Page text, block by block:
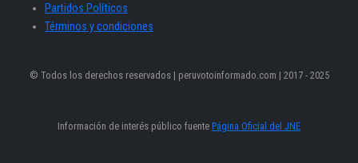
Partidos Políticos
Términos y condiciones
© Todos los derechos reservados | peruvotoinformado.com | 2017 - 2025
Información de interés público fuente Página Oficial del JNE